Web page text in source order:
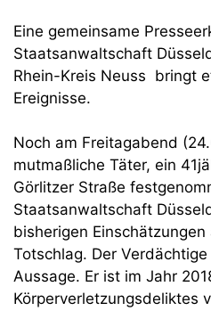
Eine gemeinsame
Staatsanwaltschaft
Rhein-Kreis Neuss bringt
Ereignisse.
Noch am Freitagabend
mutmaßliche Täter, ein
Görlitzer Straße
Staatsanwaltschaft
bisherigen
Totschlag. Der
Aussage. Er ist im Jahr
Körperverletzungsdeliktes